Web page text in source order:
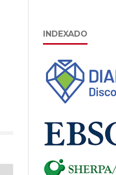
INDEXADO